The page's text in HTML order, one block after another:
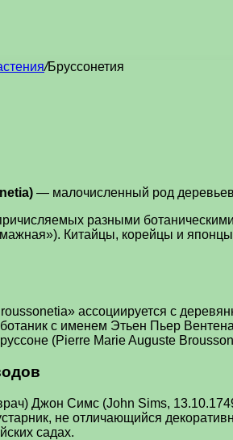
/Бруссонетия
— малочисленный род
разными
Китайцы, корейцы и
ассоциируется с
с именем Этьен Пьер
(Pierre Marie Auguste
Джон Симс (John Sims,
не отличающийся
садах.